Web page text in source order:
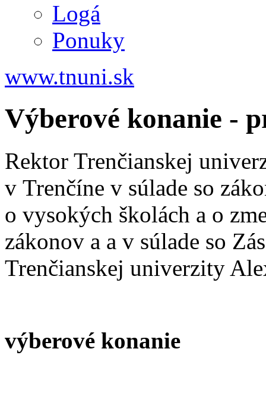
Logá
Ponuky
www.tnuni.sk
Výberové konanie -
Rektor Trenčianskej
v Trenčíne v súlade so
o vysokých školách a o
zákonov a a v súlade so
Trenčianskej univerzity
výberové konanie